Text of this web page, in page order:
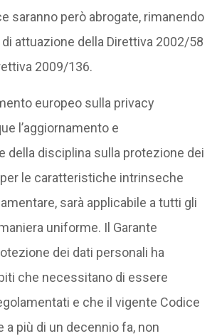
saranno però abrogate, rimanendo
attuazione della Direttiva 2002/58
2009/136.
europeo sulla privacy
l’aggiornamento e
della disciplina sulla protezione dei
le caratteristiche intrinseche
sarà applicabile a tutti gli
uniforme. Il Garante
dei dati personali ha
che necessitano di essere
e che il vigente Codice
a più di un decennio fa, non